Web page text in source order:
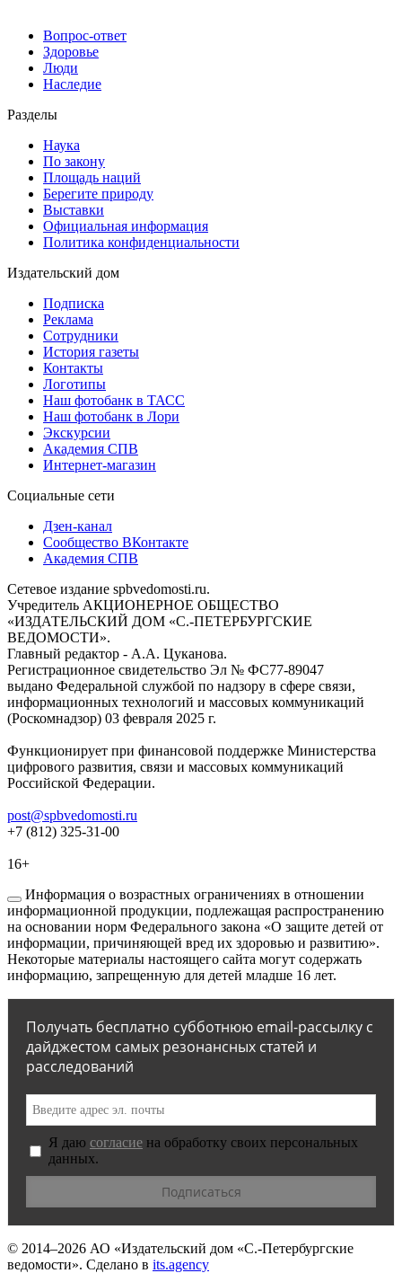
Вопрос-ответ
Здоровье
Люди
Наследие
Разделы
Наука
По закону
Площадь наций
Берегите природу
Выставки
Официальная информация
Политика конфиденциальности
Издательский дом
Подписка
Реклама
Сотрудники
История газеты
Контакты
Логотипы
Наш фотобанк в ТАСС
Наш фотобанк в Лори
Экскурсии
Академия СПВ
Интернет-магазин
Социальные сети
Дзен-канал
Сообщество ВКонтакте
Академия СПВ
Сетевое издание spbvedomosti.ru.
Учредитель АКЦИОНЕРНОЕ ОБЩЕСТВО
«ИЗДАТЕЛЬСКИЙ ДОМ «С.-ПЕТЕРБУРГСКИЕ
ВЕДОМОСТИ».
Главный редактор - А.А. Цуканова.
Регистрационное свидетельство Эл № ФС77-89047
выдано Федеральной службой по надзору в сфере связи,
информационных технологий и массовых коммуникаций
(Роскомнадзор) 03 февраля 2025 г.
Функционирует при финансовой поддержке Министерства
цифрового развития, связи и массовых коммуникаций
Российской Федерации.
post@spbvedomosti.ru
+7 (812) 325-31-00
16+
Информация о возрастных ограничениях в отношении
информационной продукции, подлежащая распространению
на основании норм Федерального закона «О защите детей от
информации, причиняющей вред их здоровью и развитию».
Некоторые материалы настоящего сайта могут содержать
информацию, запрещенную для детей младше 16 лет.
Получать бесплатно субботнюю email-рассылку с
дайджестом самых резонансных статей и
расследований
Я даю согласие на обработку своих персональных
данных.
© 2014–2026 АО «Издательский дом «С.-Петербургские
ведомости». Сделано в its.agency